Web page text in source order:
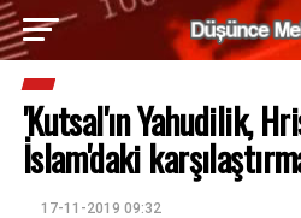
'Kutsal'ın Yahudilik,
İslam'daki
17-11-2019 09:32